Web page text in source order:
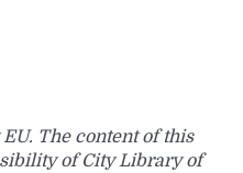
The content of this
of City Library of